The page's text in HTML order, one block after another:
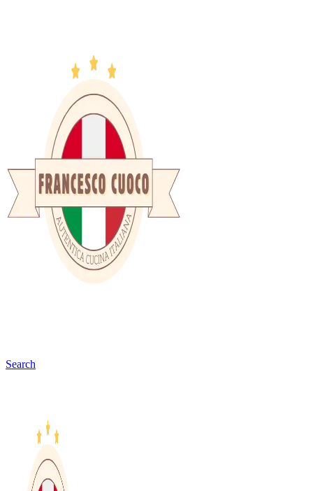
Search